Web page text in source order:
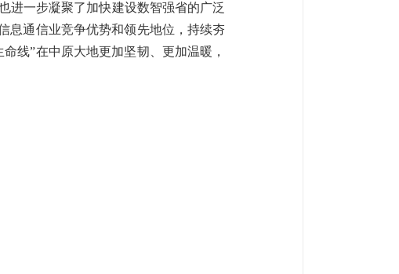
进一步凝聚了加快建设数智强省的广泛
息通信业竞争优势和领先地位，持续夯
线”在中原大地更加坚韧、更加温暖，